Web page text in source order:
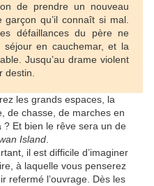
de prendre un nouveau
qu’il connaît si mal.
défaillances du père ne
en cauchemar, et la
Jusqu’au drame violent
destin.
les grands espaces, la
de chasse, de marches en
? Et bien le rêve sera un de
Island
il est difficile d’imaginer
à laquelle vous penserez
refermé l’ouvrage. Dès les